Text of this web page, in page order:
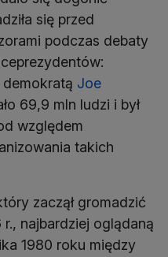
się przed
podczas debaty
demokratą Joe
69,9 mln ludzi i był
względem
takich
zaczął gromadzić
najbardziej oglądaną
1980 roku między